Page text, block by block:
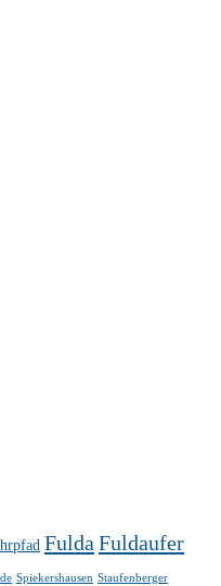
Fulda Fuldaufer
Spiekershausen Staufenberger